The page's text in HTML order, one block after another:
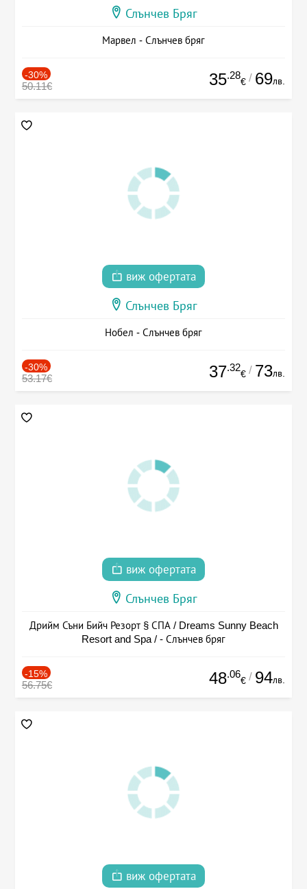
Слънчев Бряг
Марвел - Слънчев бряг
-30%
50.11€ 35.28
€ / 69лв.
виж офертата
Слънчев Бряг
Нобел - Слънчев бряг
-30%
53.17€ 37.32
€ / 73лв.
виж офертата
Слънчев Бряг
Дрийм Съни Бийч Резорт § СПА / Dreams Sunny Beach
Resort and Spa / - Слънчев бряг
-15%
56.75€ 48.06
€ / 94лв.
виж офертата